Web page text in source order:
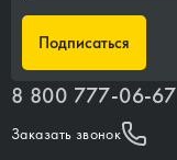
Подписаться
8 800 777-06-67
Заказать звонок